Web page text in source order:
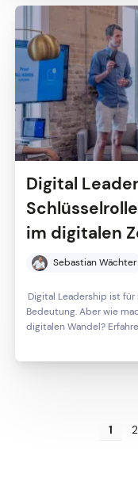
Digital
im digitalen
Sebastian Wächter
Digital Leadership ist
Bedeutung. Aber wie
digitalen Wandel?
1
2